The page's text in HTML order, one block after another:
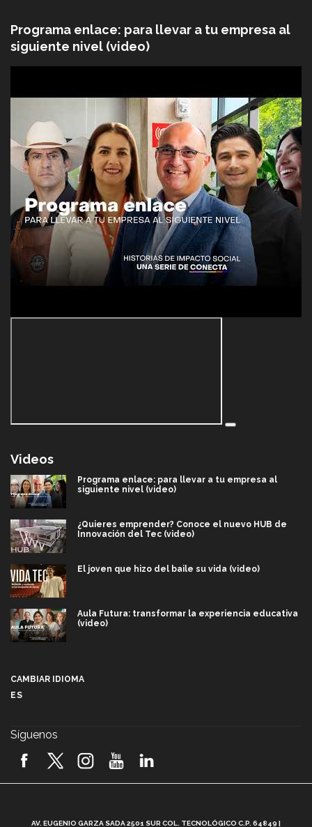
Programa enlace: para llevar a tu empresa al
siguiente nivel (video)
Videos
Programa enlace: para llevar a tu empresa al
siguiente nivel (video)
¿Quieres emprender? Conoce el nuevo HUB de
Innovación del Tec (video)
El joven que hizo del baile su vida (video)
Aula Futura: transformar la experiencia educativa
(video)
2026! (video)
CAMBIAR IDIOMA
ES
Síguenos
AV. EUGENIO GARZA SADA 2501 SUR COL. TECNOLÓGICO C.P. 64849 |